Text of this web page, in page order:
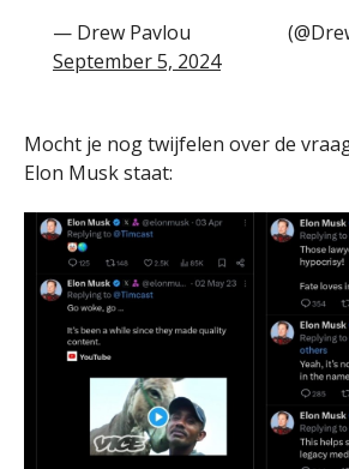
— Drew Pavlou
September 5, 2024
Mocht je nog twijfelen over de
Elon Musk staat: